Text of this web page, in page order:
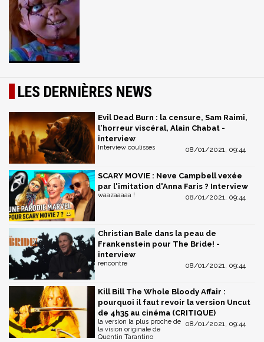
LES DERNIÈRES NEWS
Evil Dead Burn : la censure, Sam Raimi,
l'horreur viscéral, Alain Chabat -
interview
08/01/2021, 09:44
Interview coulisses
SCARY MOVIE : Neve Campbell vexée
par l'imitation d'Anna Faris ? Interview
08/01/2021, 09:44
waazaaaaa !
Christian Bale dans la peau de
Frankenstein pour The Bride! -
interview
08/01/2021, 09:44
rencontre
Kill Bill The Whole Bloody Affair :
pourquoi il faut revoir la version Uncut
de 4h35 au cinéma (CRITIQUE)
08/01/2021, 09:44
la version la plus proche de
la vision originale de
Quentin Tarantino